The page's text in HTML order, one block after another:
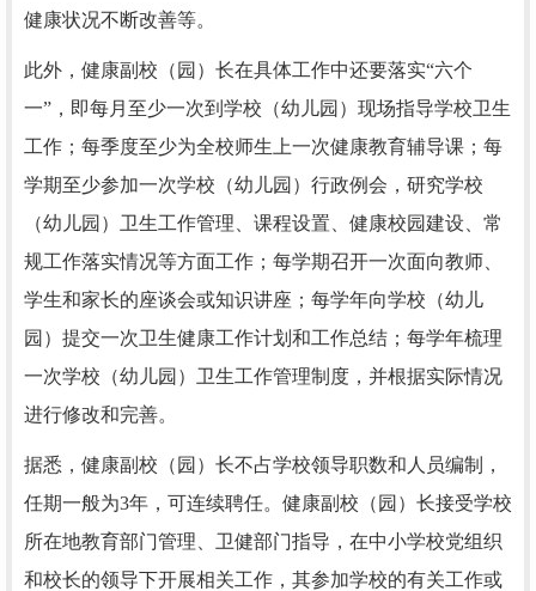
健康状况不断改善等。
此外，健康副校（园）长在具体工作中还要落实“六个
一”，即每月至少一次到学校（幼儿园）现场指导学校卫生
工作；每季度至少为全校师生上一次健康教育辅导课；每
学期至少参加一次学校（幼儿园）行政例会，研究学校
（幼儿园）卫生工作管理、课程设置、健康校园建设、常
规工作落实情况等方面工作；每学期召开一次面向教师、
学生和家长的座谈会或知识讲座；每学年向学校（幼儿
园）提交一次卫生健康工作计划和工作总结；每学年梳理
一次学校（幼儿园）卫生工作管理制度，并根据实际情况
进行修改和完善。
据悉，健康副校（园）长不占学校领导职数和人员编制，
任期一般为3年，可连续聘任。健康副校（园）长接受学校
所在地教育部门管理、卫健部门指导，在中小学校党组织
和校长的领导下开展相关工作，其参加学校的有关工作或